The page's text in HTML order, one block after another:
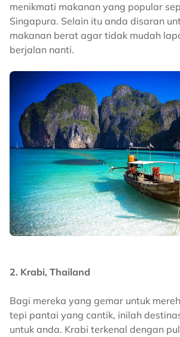
menikmati makanan yang popular
Singapura. Selain itu anda disaran
makanan berat agar tidak mudah
berjalan nanti.
2. Krabi, Thailand
Bagi mereka yang gemar untuk
tepi pantai yang cantik, inilah
untuk anda. Krabi terkenal dengan